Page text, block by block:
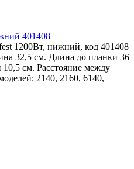
401408
1200Вт, нижний, код 401408
32,5 см. Длина до планки 36
см. Расстояние между
2140, 2160, 6140,